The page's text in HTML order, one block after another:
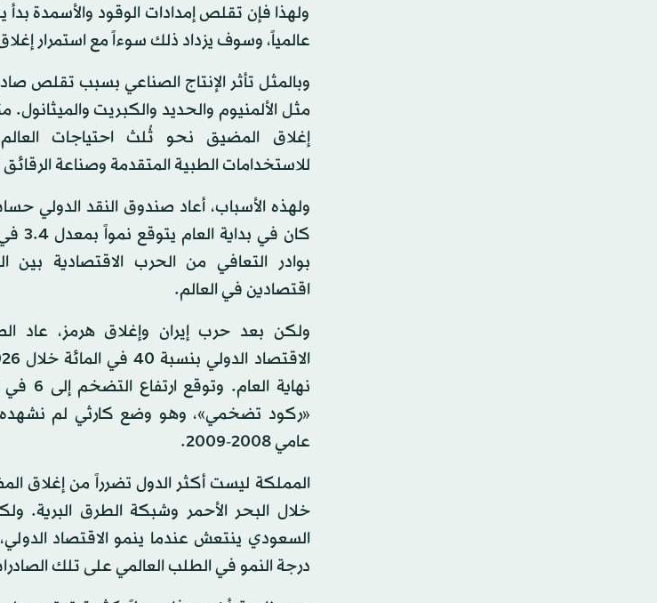
ولهذا فإن تقلص إمدادات الوقود والأسمدة بدأ
عالمياً، وسوف يزداد ذلك سوءاً مع استمرار
وبالمثل تأثر الإنتاج الصناعي بسبب تقلص
مثل الألمنيوم والحديد والكبريت
إغلاق المضيق نحو ثُلث احتياجات
للاستخدامات الطبية المتقدمة وصناعة الرقائق
ولهذه الأسباب، أعاد صندوق النقد الدولي
بوادر التعافي من الحرب الاقتصادية بين
اقتصادين في العالم.
ولكن بعد حرب إيران وإغلاق هرمز، عاد
نهاية
«ركود تضخمي»، وهو وضع كارثي لم نشهده
عامي 2008-2009.
المملكة ليست أكثر الدول تضرراً من إغلاق
خلال البحر الأحمر وشبكة الطرق البرية.
السعودي ينتعش عندما ينمو الاقتصاد
درجة النمو في الطلب العالمي على تلك